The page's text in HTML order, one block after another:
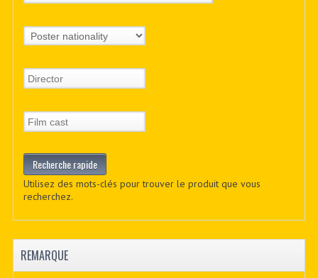
Utilisez des mots-clés pour trouver le produit que vous
recherchez.
REMARQUE